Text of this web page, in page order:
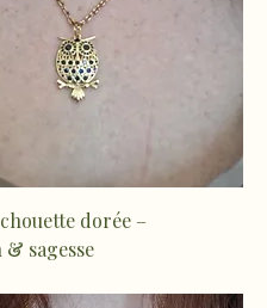
dorée –
sagesse